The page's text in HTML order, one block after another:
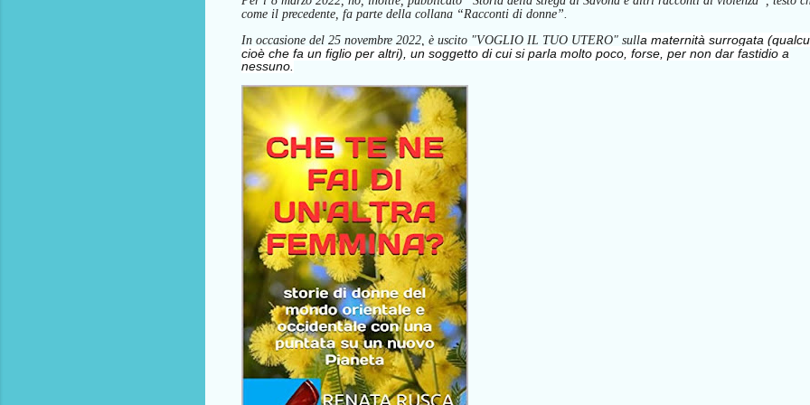
come il precedente, fa parte della collana “Racconti di donne”.
In occasione del 25 novembre 2022, è uscito "VOGLIO IL TUO UTERO" sulla maternità surrogata
cioè che fa un figlio per altri), un soggetto di cui si parla molto poco, forse, per non dar fastidio a
nessuno.